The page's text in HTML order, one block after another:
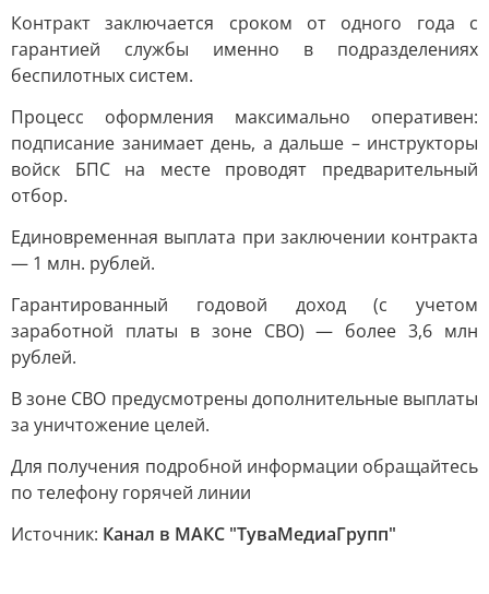
Контракт заключается сроком от одного года с
гарантией службы именно в подразделениях
беспилотных систем.
Процесс оформления максимально оперативен:
подписание занимает день, а дальше – инструкторы
войск БПС на месте проводят предварительный
отбор.
Единовременная выплата при заключении контракта
— 1 млн. рублей.
Гарантированный годовой доход (с учетом
заработной платы в зоне СВО) — более 3,6 млн
рублей.
В зоне СВО предусмотрены дополнительные выплаты
за уничтожение целей.
Для получения подробной информации обращайтесь
по телефону горячей линии
Источник: Канал в МАКС "ТуваМедиаГрупп"